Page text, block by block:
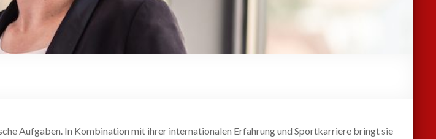
Aufgaben. In Kombination mit ihrer internationalen Erfahrung und Sportkarriere bringt sie